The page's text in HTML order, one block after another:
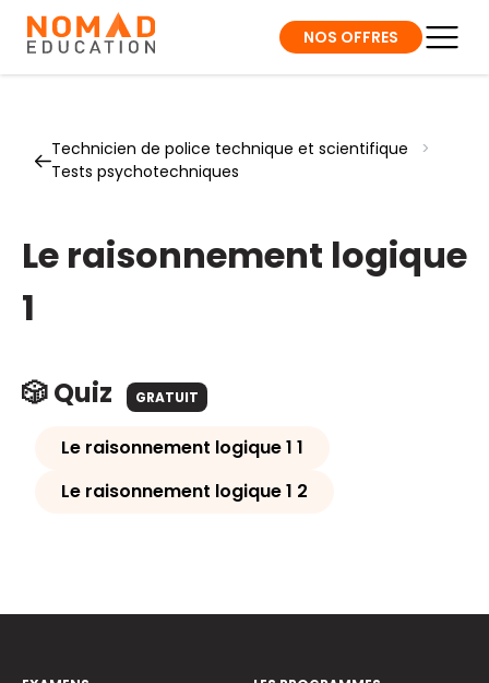
NOS OFFRES
Technicien de police technique et scientifique
>
Tests psychotechniques
Le raisonnement logique
1
🎲 Quiz GRATUIT
Le raisonnement logique 1 1
Le raisonnement logique 1 2